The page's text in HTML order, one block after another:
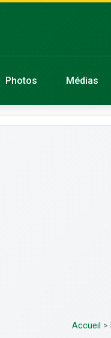
Photos Médias
Accueil >